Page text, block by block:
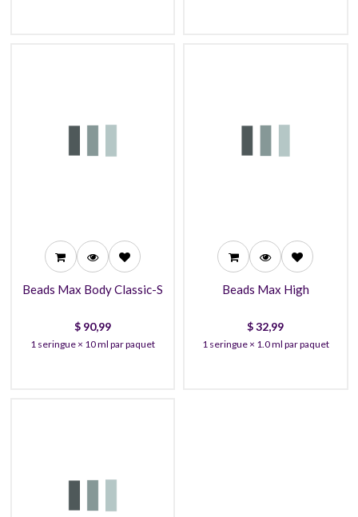
Beads Max Body Classic-S
$ 90,99
1 seringue × 10 ml par paquet
Beads Max High
$32,99
1 seringue × 1.0 ml par paquet